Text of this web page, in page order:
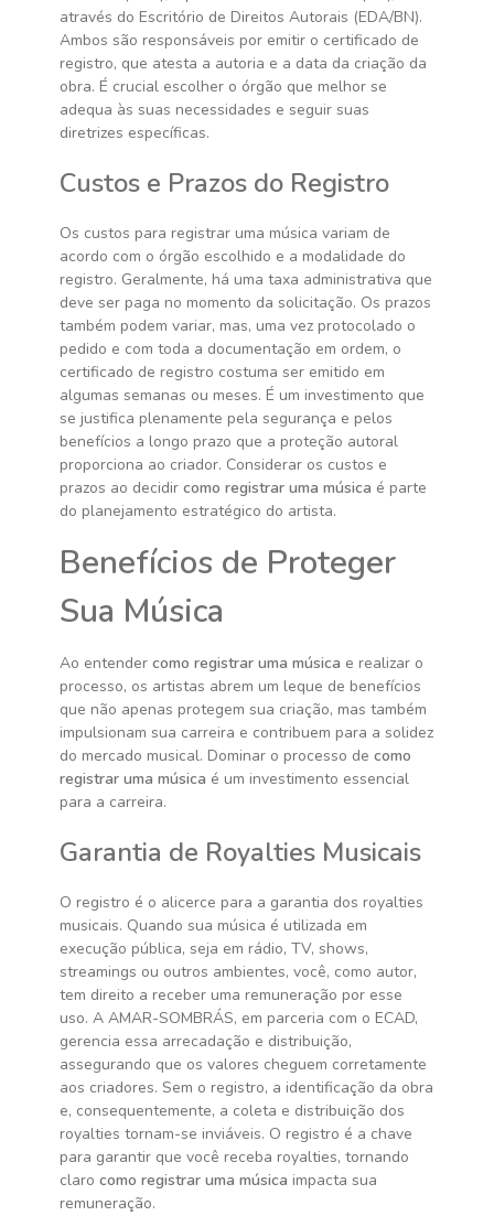
através do Escritório de Direitos Autorais (EDA/BN).
Ambos são responsáveis por emitir o certificado de
registro, que atesta a autoria e a data da criação da
obra. É crucial escolher o órgão que melhor se
adequa às suas necessidades e seguir suas
diretrizes específicas.
Custos e Prazos do Registro
Os custos para registrar uma música variam de
acordo com o órgão escolhido e a modalidade do
registro. Geralmente, há uma taxa administrativa que
deve ser paga no momento da solicitação. Os prazos
também podem variar, mas, uma vez protocolado o
pedido e com toda a documentação em ordem, o
certificado de registro costuma ser emitido em
algumas semanas ou meses. É um investimento que
se justifica plenamente pela segurança e pelos
benefícios a longo prazo que a proteção autoral
proporciona ao criador. Considerar os custos e
prazos ao decidir como registrar uma música é parte
do planejamento estratégico do artista.
Benefícios de Proteger
Sua Música
Ao entender como registrar uma música e realizar o
processo, os artistas abrem um leque de benefícios
que não apenas protegem sua criação, mas também
impulsionam sua carreira e contribuem para a solidez
do mercado musical. Dominar o processo de como
registrar uma música é um investimento essencial
para a carreira.
Garantia de Royalties Musicais
O registro é o alicerce para a garantia dos royalties
musicais. Quando sua música é utilizada em
execução pública, seja em rádio, TV, shows,
streamings ou outros ambientes, você, como autor,
tem direito a receber uma remuneração por esse
uso. A AMAR-SOMBRÁS, em parceria com o ECAD,
gerencia essa arrecadação e distribuição,
assegurando que os valores cheguem corretamente
aos criadores. Sem o registro, a identificação da obra
e, consequentemente, a coleta e distribuição dos
royalties tornam-se inviáveis. O registro é a chave
para garantir que você receba royalties, tornando
claro como registrar uma música impacta sua
remuneração.